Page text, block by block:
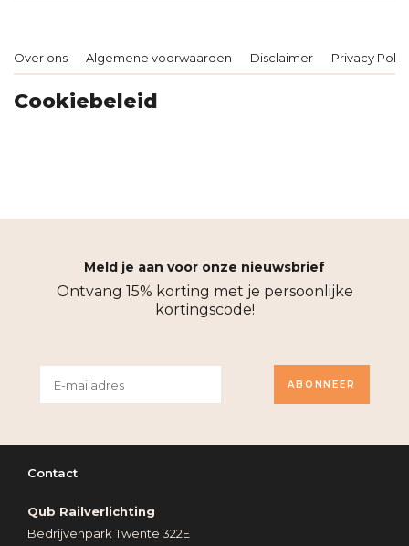
Over ons Algemene voorwaarden Disclaimer Privacy
Cookiebeleid
Meld je aan voor onze nieuwsbrief
Ontvang 15% korting met je persoonlijke
kortingscode!
ABONNEER
Contact
Qub Railverlichting
Bedrijvenpark Twente 322E